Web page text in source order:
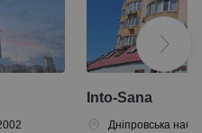
Into-Sana
Дніпровська